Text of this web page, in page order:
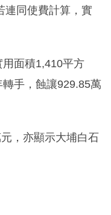
連同使費計算，實
面積1,410平方
手，蝕讓929.85萬
，亦顯示大埔白石